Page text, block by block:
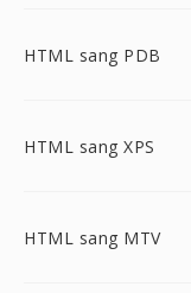
HTML sang PDB
HTML sang XPS
HTML sang MTV